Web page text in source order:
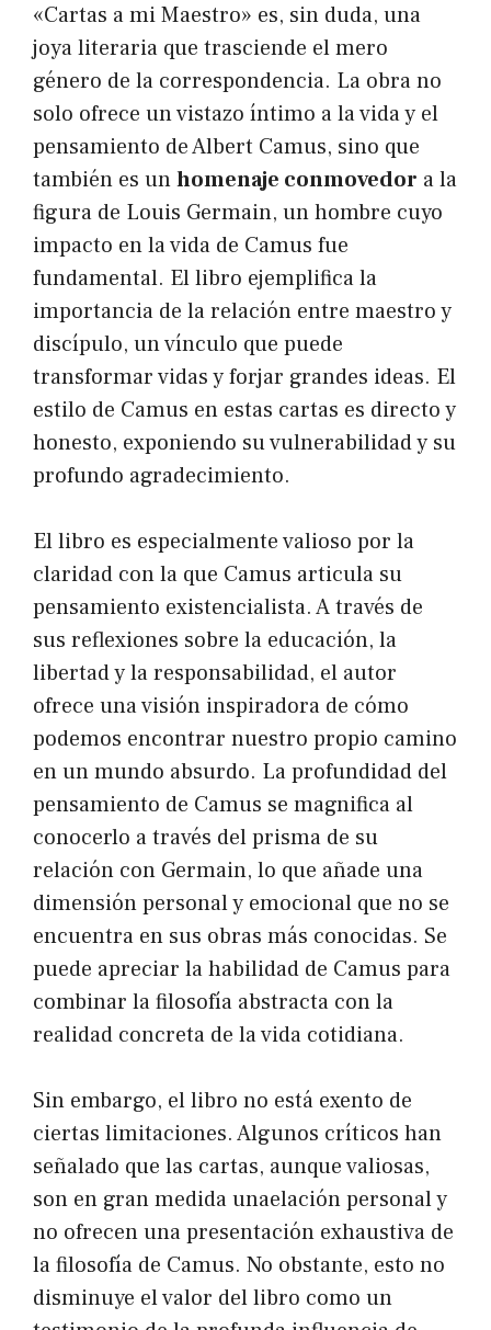
«Cartas a mi Maestro» es, sin duda, una
joya literaria que trasciende el mero
género de la correspondencia. La obra no
solo ofrece un vistazo íntimo a la vida y el
pensamiento de Albert Camus, sino que
también es unhomenaje conmovedor a la
figura de Louis Germain, un hombre cuyo
impacto en la vida de Camus fue
fundamental. El libro ejemplifica la
importancia de la relación entre maestro y
discípulo, un vínculo que puede
transformar vidas y forjar grandes ideas. El
estilo de Camus en estas cartas es directo y
honesto, exponiendo su vulnerabilidad y su
profundo agradecimiento.
El libro es especialmente valioso por la
claridad con la que Camus articula su
pensamiento existencialista. A través de
sus reflexiones sobre la educación, la
libertad y la responsabilidad, el autor
ofrece una visión inspiradora de cómo
podemos encontrar nuestro propio camino
en un mundo absurdo. La profundidad del
pensamiento de Camus se magnifica al
conocerlo a través del prisma de su
relación con Germain, lo que añade una
dimensión personal y emocional que no se
encuentra en sus obras más conocidas. Se
puede apreciar la habilidad de Camus para
combinar la filosofía abstracta con la
realidad concreta de la vida cotidiana.
Sin embargo, el libro no está exento de
ciertas limitaciones. Algunos críticos han
señalado que las cartas, aunque valiosas,
son en gran medida unaelación personal y
no ofrecen una presentación exhaustiva de
la filosofía de Camus. No obstante, esto no
disminuye el valor del libro como un